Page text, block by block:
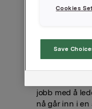
han del av
-Vi er svært
kjenner Orkla
solid erfaring
jobb med å
nå går inn i
Cookies
Save